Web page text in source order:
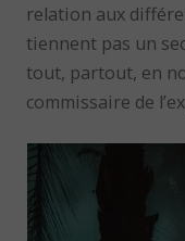
relation aux
tiennent pas un
tout, partout, en
commissaire de